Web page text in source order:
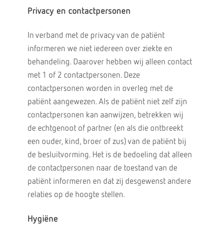
Privacy en contactpersonen
In verband met de privacy van de patiënt
informeren we niet iedereen over ziekte en
behandeling. Daarover hebben wij alleen contact
met 1 of 2 contactpersonen. Deze
contactpersonen worden in overleg met de
patiënt aangewezen. Als de patiënt niet zelf zijn
contactpersonen kan aanwijzen, betrekken wij
de echtgenoot of partner (en als die ontbreekt
een ouder, kind, broer of zus) van de patiënt bij
de besluitvorming. Het is de bedoeling dat alleen
de contactpersonen naar de toestand van de
patiënt informeren en dat zij desgewenst andere
relaties op de hoogte stellen.
Hygiëne